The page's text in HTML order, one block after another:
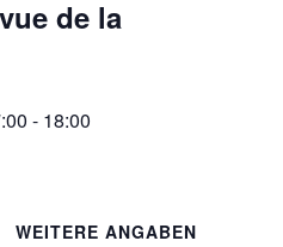
de la
- 18:00
WEITERE ANGABEN